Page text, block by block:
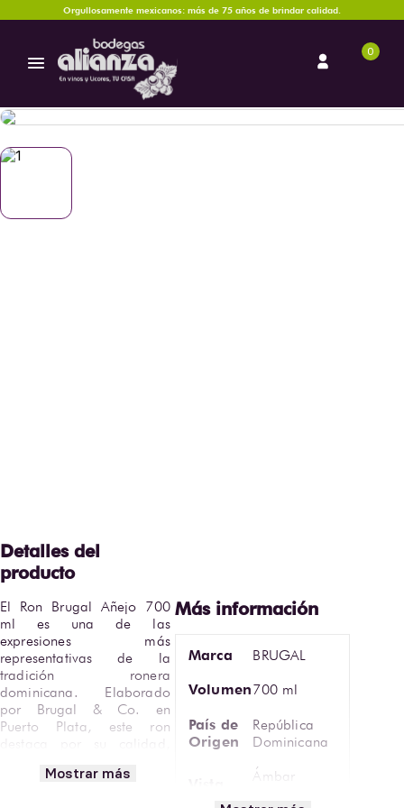
Orgullosamente mexicanos: más de 75 años de brindar calidad.
0
El Ron Brugal Añejo 700
ml es una de las
expresiones más
representativas de la
tradición ronera
dominicana. Elaborado
por Brugal & Co. en
Puerto Plata, este ron
siendo un referente dentro
Mostrar más
Marca BRUGAL
Volumen700 ml
País de
Origen
República
Dominicana
Ámbar